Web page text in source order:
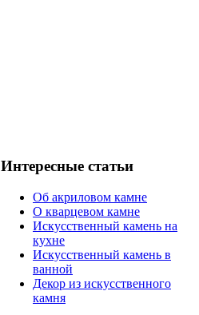
Интересные статьи
Об акриловом камне
О кварцевом камне
Искусственный камень на
кухне
Искусственный камень в
ванной
Декор из искусственного
камня